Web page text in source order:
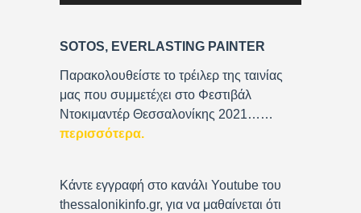
e
r
SOTOS, EVERLASTING PAINTER
Παρακολουθείστε το τρέιλερ της ταινίας
μας που συμμετέχει στο Φεστιβάλ
Ντοκιμαντέρ Θεσσαλονίκης 2021……
περισσότερα.
Κάντε εγγραφή στο κανάλι Youtube του
thessalonikinfo.gr, για να μαθαίνεται ότι